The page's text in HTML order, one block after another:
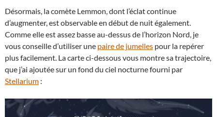
Désormais, la comète Lemmon, dont l’éclat continue
d’augmenter, est observable en début de nuit également.
Comme elle est assez basse au-dessus de l’horizon Nord, je
vous conseille d’utiliser une paire de jumelles pour la repérer
plus facilement. La carte ci-dessous vous montre sa trajectoire,
que j’ai ajoutée sur un fond du ciel nocturne fourni par
Stellarium :